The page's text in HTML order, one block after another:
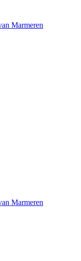
Marmeren
Marmeren